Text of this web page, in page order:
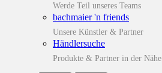
Werde Teil unseres Teams
bachmaier 'n friends
Unsere Künstler & Partner
Händlersuche
Produkte & Partner in der Nähe